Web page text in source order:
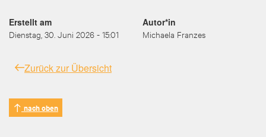
Erstellt am
Dienstag, 30. Juni 2026 - 15:01
Autor*in
Michaela Franzes
Zurück zur Übersicht
nach oben